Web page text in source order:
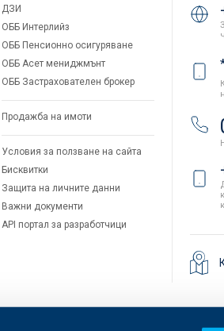
ДЗИ
ОББ Интерлийз
ОББ Пенсионно осигуряване
ОББ Асет мениджмънт
ОББ Застрахователен брокер
Продажба на имоти
Условия за ползване на сайта
Бисквитки
Защита на личните данни
Важни документи
API портал за разработчици